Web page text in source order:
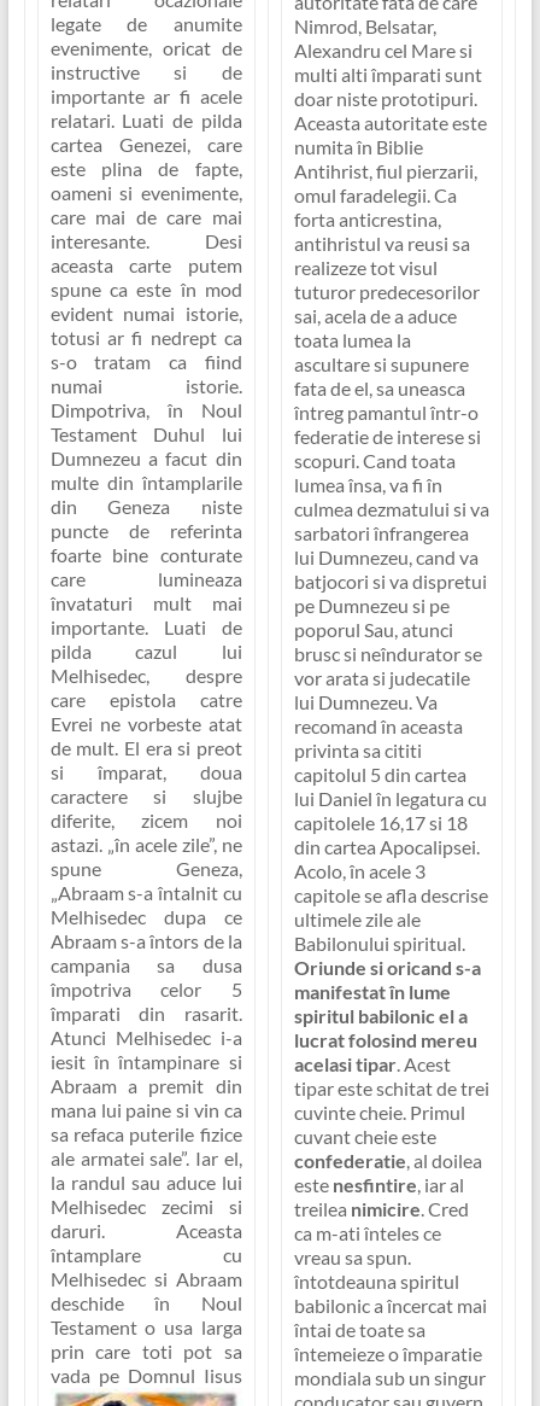
legate de anumite
evenimente, oricat de
instructive si de
importante ar fi acele
relatari. Luati de pilda
cartea Genezei, care
este plina de fapte,
oameni si evenimente,
care mai de care mai
interesante. Desi
aceasta carte putem
spune ca este în mod
evident numai istorie,
totusi ar fi nedrept ca
s-o tratam ca fiind
numai istorie.
Dimpotriva, în Noul
Testament Duhul lui
Dumnezeu a facut din
multe din întamplarile
din Geneza niste
puncte de referinta
foarte bine conturate
care lumineaza
învataturi mult mai
importante. Luati de
pilda cazul lui
Melhisedec, despre
care epistola catre
Evrei ne vorbeste atat
de mult. El era si preot
si împarat, doua
caractere si slujbe
diferite, zicem noi
astazi. „în acele zile”, ne
spune Geneza,
„Abraam s-a întalnit cu
Melhisedec dupa ce
Abraam s-a întors de la
campania sa dusa
împotriva celor 5
împarati din rasarit.
Atunci Melhisedec i-a
iesit în întampinare si
Abraam a premit din
mana lui paine si vin ca
sa refaca puterile fizice
ale armatei sale”. Iar el,
la randul sau aduce lui
Melhisedec zecimi si
daruri. Aceasta
întamplare cu
Melhisedec si Abraam
deschide în Noul
Testament o usa larga
prin care toti pot sa
vada pe Domnul Iisus
Nimrod, Belsatar,
Alexandru cel Mare si
multi alti împarati sunt
doar niste prototipuri.
Aceasta autoritate este
numita în Biblie
Antihrist, fiul pierzarii,
omul faradelegii. Ca
forta anticrestina,
antihristul va reusi sa
realizeze tot visul
tuturor predecesorilor
sai, acela de a aduce
toata lumea la
ascultare si supunere
fata de el, sa uneasca
întreg pamantul într-o
federatie de interese si
scopuri. Cand toata
lumea însa, va fi în
culmea dezmatului si va
sarbatori înfrangerea
lui Dumnezeu, cand va
batjocori si va dispretui
pe Dumnezeu si pe
poporul Sau, atunci
brusc si neîndurator se
vor arata si judecatile
lui Dumnezeu. Va
recomand în aceasta
privinta sa cititi
capitolul 5 din cartea
lui Daniel în legatura cu
capitolele 16,17 si 18
din cartea Apocalipsei.
Acolo, în acele 3
capitole se afla descrise
ultimele zile ale
Babilonului spiritual.
Oriunde si oricand s-a
manifestat în lume
spiritul babilonic el a
lucrat folosind mereu
acelasi tipar. Acest
tipar este schitat de trei
cuvinte cheie. Primul
cuvant cheie este
confederatie, al doilea
este nesfintire, iar al
treilea nimicire. Cred
ca m-ati înteles ce
vreau sa spun.
întotdeauna spiritul
babilonic a încercat mai
întai de toate sa
întemeieze o împaratie
mondiala sub un singur